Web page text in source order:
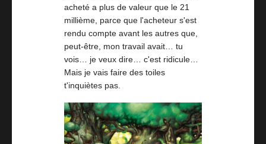
acheté a plus de valeur que le 21
millième, parce que l'acheteur s'est
rendu compte avant les autres que,
peut-être, mon travail avait… tu
vois… je veux dire… c'est ridicule…
Mais je vais faire des toiles
t'inquiètes pas.